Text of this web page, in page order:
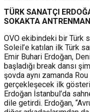
TÜRK SANATÇI
SOKAKTA
OVO ekibindeki bir Türk
Soleil’e katılan ilk Türk
Emir Buhari Erdoğan,
başladığı break dansı
şovda aynı zamanda
gerçekleşecek ilk gösteri
Erdoğan İstanbul’da
dile getirdi. Erdoğan,